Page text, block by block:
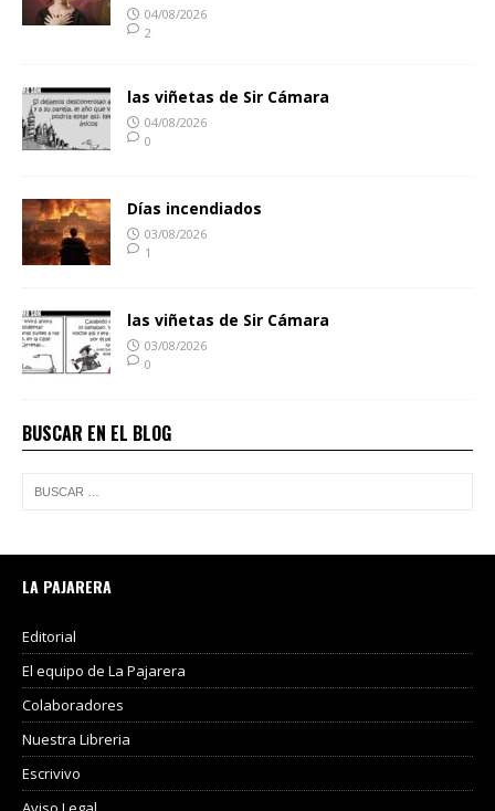
04/08/2026
2
las viñetas de Sir Cámara
04/08/2026
0
Días incendiados
03/08/2026
1
las viñetas de Sir Cámara
03/08/2026
0
BUSCAR EN EL BLOG
LA PAJARERA
Editorial
El equipo de La Pajarera
Colaboradores
Nuestra Libreria
Escrivivo